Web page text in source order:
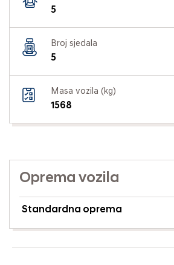
5
Broj sjedala
5
Masa vozila (kg)
1568
Oprema vozila
Standardna oprema